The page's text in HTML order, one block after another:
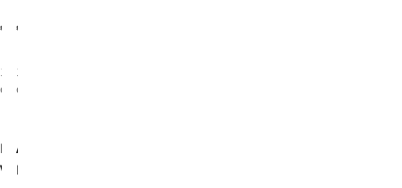
€39,95
1
couleur
disponible
€79,99
1
disponible
Nathalie
Vleeschouwer
Another-
Label